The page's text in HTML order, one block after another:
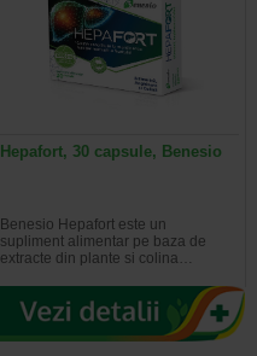
Hepafort, 30 capsule, Benesio
Benesio Hepafort este un
supliment alimentar pe baza de
extracte din plante si colina…